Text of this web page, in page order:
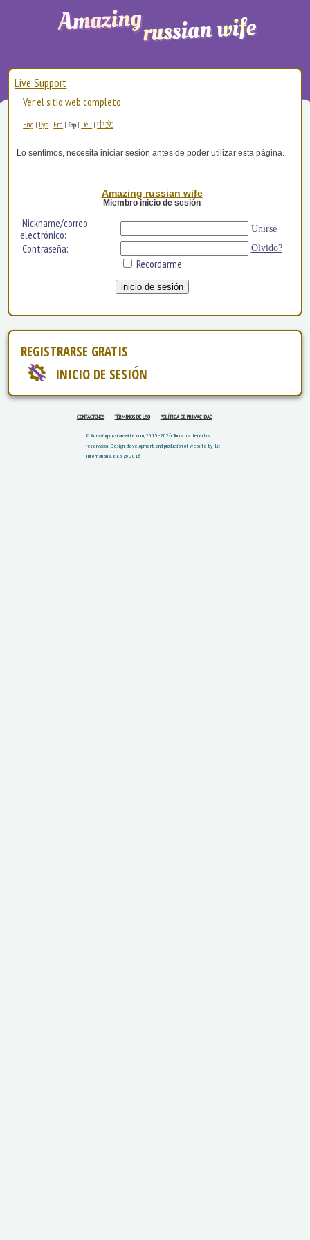
Live Support
Ver el sitio web completo
Eng | Рус | Fra | Esp| Deu |中文
Lo sentimos, necesita iniciar sesión antes de poder utilizar esta página.
Amazing russian wife
Miembro inicio de sesión
Nickname/correo
electrónico:
Unirse
Contraseña: Olvido?
Recordarme
REGISTRARSE GRATIS
INICIO DE SESIÓN
CONTÁCTENOS TÉRMINOS DE USO POLÍTICA DE PRIVACIDAD
© Amazing-russian-wife.com, 2015 - 2026. Todos los derechos
reservados. Design, development, and production of website by 1st
International s.r.o. @ 2016